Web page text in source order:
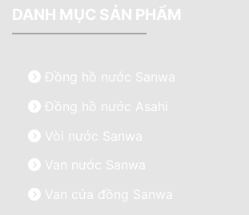
DANH MỤC SẢN PHẨM
Đồng hồ nước Sanwa
Đồng hồ nước Asahi
Vòi nước Sanwa
Van nước Sanwa
Van cửa đồng Sanwa